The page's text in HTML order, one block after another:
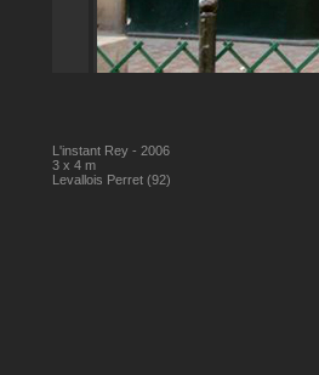
L'instant Rey - 2006
3 x 4 m
Levallois Perret (92)